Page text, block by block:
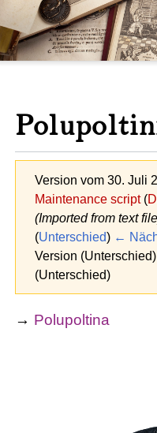
Version vom 30. Juli
Maintenance script (
(Imported from text
(Unterschied) ←
Version
(Unterschied)
→ Polupoltina